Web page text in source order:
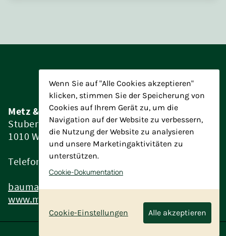
Metz & Partner Baumanagement ZT GmbH
Stubenring 4/15
1010 Wien
Telefon:
+43 1 7152196
baumanagement@metz-partner.at
www.metz-partner.at
Wenn Sie auf "Alle Cookies akzeptieren"
klicken, stimmen Sie der Speicherung von
Cookies auf Ihrem Gerät zu, um die
Navigation auf der Website zu verbessern,
die Nutzung der Website zu analysieren
und unsere Marketingaktivitäten zu
unterstützen.
Cookie-Dokumentation
Cookie-Einstellungen Alle akzeptieren